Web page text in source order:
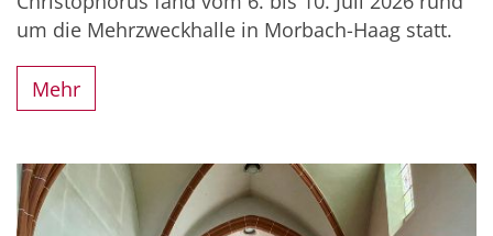
um die Mehrzweckhalle in Morbach-Haag statt.
Mehr